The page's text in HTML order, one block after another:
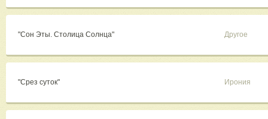
"Сон Эты. Столица Солнца" Другое
"Срез суток" Ирония